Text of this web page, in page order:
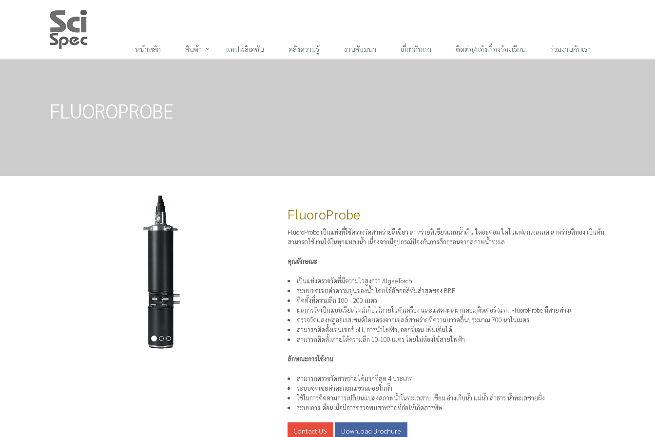
หน้าหลัก สินค้า แอปพลิเคชัน คลังความรู้ งานสัมมนา เกี่ยวกับเรา ติดต่อ/แจ้งเรื่องร้องเรียน ร่วมงานกับเรา
FLUOROPROBE
FluoroProbe
FluoroProbe เป็นแท่งที่ใช้ตรวจวัดสาหร่ายสีเขียว สาหร่ายสีเขียวแกมน้ำเงิน ไดอะตอม ไดโนแฟลกเจลเลต สาหร่ายสีทอง เป็นต้น
สามารถใช้งานได้ในทุกแหล่งน้ำ เนื่องจากมีอุปกรณ์ป้องกันการสึกกร่อนจากสภาพน้ำทะเล
คุณลักษณะ
เป็นแท่งตรวจวัดที่มีความไวสูงกว่า AlgaeTorch
ระบบชดเชยค่าความขุ่นของน้ำ โดยใช้อัลกอลิทึมล่าสุดของ BBE
ติดตั้งที่ความลึก 100 - 200 เมตร
ผลการวัดเป็นแบบเรียลไทม์เก็บไว้ภายในตัวเครื่อง และแสดงผลผ่านคอมพิวเตอร์ (แท่ง FluoroProbe มีสายพ่วง)
ตรวจวัดแสงฟลูออเรสเซนต์โดยตรงจากเซลล์สาหร่ายที่ความยาวคลื่นประมาณ 700 นาโนเมตร
สามารถติดตั้งเซนเซอร์ pH, การนำไฟฟ้า, ออกซิเจน เพิ่มเติมได้
สามารถติดตั้งภายใต้ความลึก 10-100 เมตร โดยไม่ต้องใช้สายไฟฟ้า
ลักษณะการใช้งาน
สามารถตรวจวัดสาหร่ายได้มากที่สุด 4 ประเภท
ระบบชดเชยค่าตะกอนแขวนลอยในน้ำ
ใช้ในการติดตามการเปลี่ยนแปลงสภาพน้ำในทะเลสาบ เขื่อน อ่างเก็บน้ำ แม่น้ำ ลำธาร น้ำทะเลชายฝั่ง
ระบบการเตือนเมื่อมีการตรวจพบสาหร่ายที่ก่อให้เกิดสารพิษ
Contact US Download Brochure